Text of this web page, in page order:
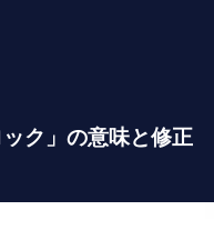
ク」の意味と修正